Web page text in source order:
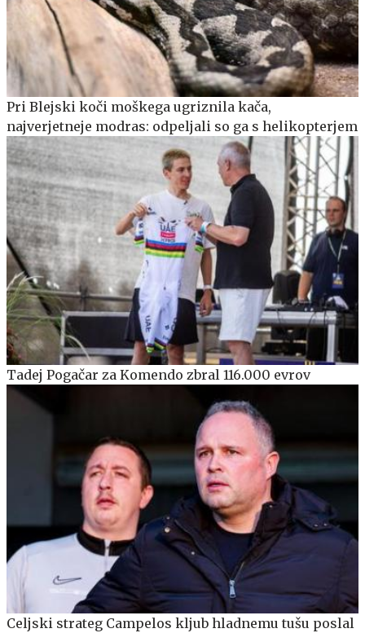
Pri Blejski koči moškega ugriznila kača,
najverjetneje modras: odpeljali so ga s helikopterjem
Tadej Pogačar za Komendo zbral 116.000 evrov
Celjski strateg Campelos kljub hladnemu tušu poslal